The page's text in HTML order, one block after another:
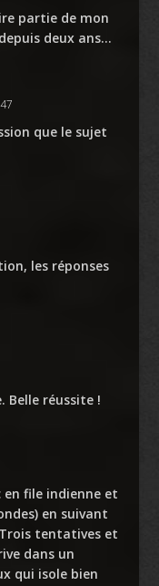
partie de mon
deux ans…
que le sujet
les réponses
Belle réussite !
file indienne et
en suivant
tentatives et
dans un
qui isole bien